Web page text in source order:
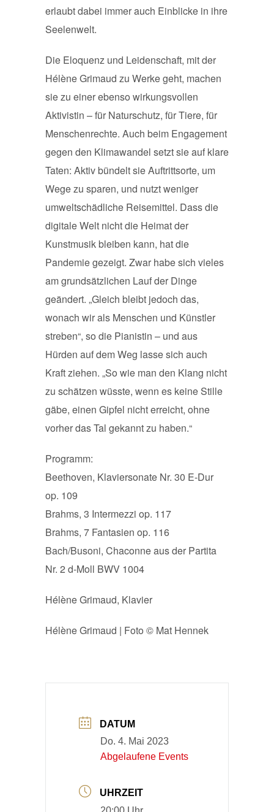
erlaubt dabei immer auch Einblicke in ihre
Seelenwelt.
Die Eloquenz und Leidenschaft, mit der
Hélène Grimaud zu Werke geht, machen
sie zu einer ebenso wirkungsvollen
Aktivistin – für Naturschutz, für Tiere, für
Menschenrechte. Auch beim Engagement
gegen den Klimawandel setzt sie auf klare
Taten: Aktiv bündelt sie Auftrittsorte, um
Wege zu sparen, und nutzt weniger
umweltschädliche Reisemittel. Dass die
digitale Welt nicht die Heimat der
Kunstmusik bleiben kann, hat die
Pandemie gezeigt. Zwar habe sich vieles
am grundsätzlichen Lauf der Dinge
geändert. „Gleich bleibt jedoch das,
wonach wir als Menschen und Künstler
streben“, so die Pianistin – und aus
Hürden auf dem Weg lasse sich auch
Kraft ziehen. „So wie man den Klang nicht
zu schätzen wüsste, wenn es keine Stille
gäbe, einen Gipfel nicht erreicht, ohne
vorher das Tal gekannt zu haben.“
Programm:
Beethoven, Klaviersonate Nr. 30 E-Dur
op. 109
Brahms, 3 Intermezzi op. 117
Brahms, 7 Fantasien op. 116
Bach/Busoni, Chaconne aus der Partita
Nr. 2 d-Moll BWV 1004
Hélène Grimaud, Klavier
Hélène Grimaud | Foto © Mat Hennek
DATUM
Do. 4. Mai 2023
Abgelaufene Events
UHRZEIT